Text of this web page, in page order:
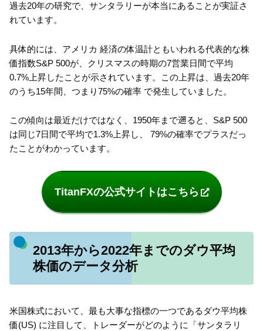
過去20年の研究で、サンタラリーが本当にあることが実証さ
れています。
具体的には、アメリカ 経済の体温計ともいわれる代表的な株
価指数S&P 500が、クリスマスの時期の7営業日間で平均
0.7%上昇したことが示されています。この上昇は、過去20年
のうち15年間、つまり75%の確率 で発生していました。
この傾向は最近だけではなく、1950年まで遡ると、S&P 500
は同じ7日間で平均で1.3%上昇し、 79%の確率でプラスだっ
たことがわかっています。
TitanFXの公式サイトはこちら
2013年から2022年までのダウ平均
株価のデータ分析
米国株式において、最も大事な指標の一つであるダウ平均株
価(US) に注目して、トレーダーがどのように「サンタラリ